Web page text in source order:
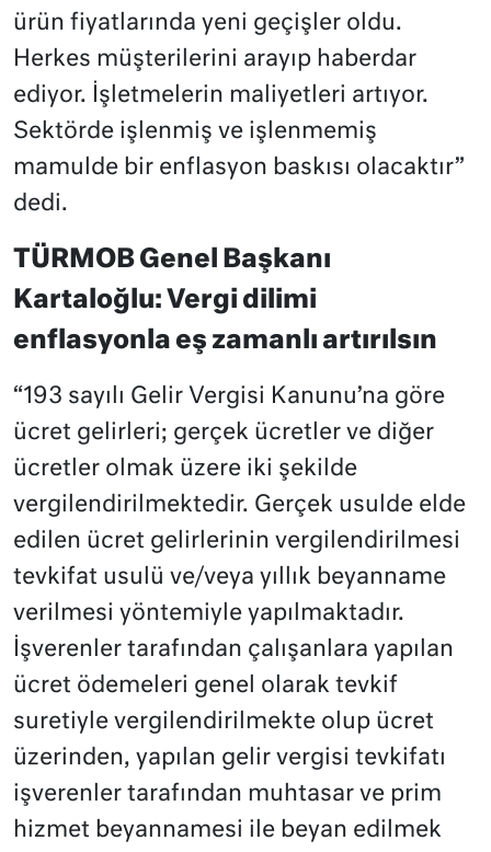
ürün fiyatlarında yeni geçişler oldu.
Herkes müşterilerini arayıp haberdar
ediyor. İşletmelerin maliyetleri artıyor.
Sektörde işlenmiş ve işlenmemiş
mamulde bir enflasyon baskısı olacaktır”
dedi.
TÜRMOB Genel Başkanı
Kartaloğlu: Vergi dilimi
enflasyonla eş zamanlı artırılsın
“193 sayılı Gelir Vergisi Kanunu’na göre
ücret gelirleri; gerçek ücretler ve diğer
ücretler olmak üzere iki şekilde
vergilendirilmektedir. Gerçek usulde elde
edilen ücret gelirlerinin vergilendirilmesi
tevkifat usulü ve/veya yıllık beyanname
verilmesi yöntemiyle yapılmaktadır.
İşverenler tarafından çalışanlara yapılan
ücret ödemeleri genel olarak tevkif
suretiyle vergilendirilmekte olup ücret
üzerinden, yapılan gelir vergisi tevkifatı
işverenler tarafından muhtasar ve prim
hizmet beyannamesi ile beyan edilmek